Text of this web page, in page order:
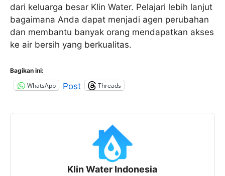
dari keluarga besar Klin Water. Pelajari lebih lanjut
bagaimana Anda dapat menjadi agen perubahan
dan membantu banyak orang mendapatkan akses
ke air bersih yang berkualitas.
Bagikan ini:
WhatsApp Post Threads
Klin Water Indonesia